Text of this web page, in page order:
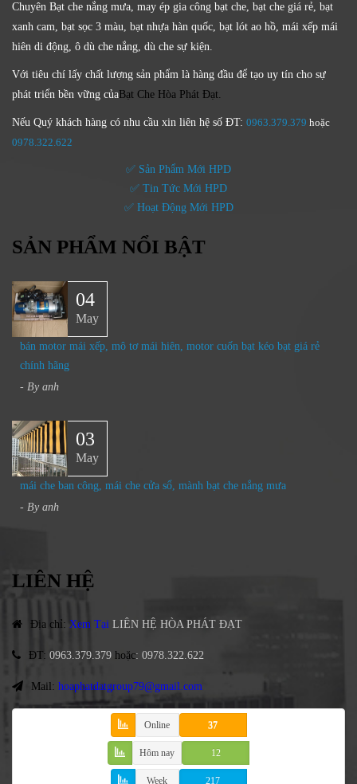
Chuyên Bạt che nắng mưa, may ép gia công bạt che, bạt che giá rẻ, bạt
xanh cam, bạt sọc 3 màu, bạt nhựa hàn quốc, bạt lót ao hồ, mái xếp mái
hiên di động, ô dù che nắng, dù che sự kiện.
Với tiêu chí lấy chất lượng sản phẩm là hàng đầu để tạo uy tín cho sự
phát triển bền vững của Bạt Che Hòa Phát Đạt.
Nếu Quý khách hàng có nhu cầu xin liên hệ số ĐT: 0963.379.379 hoặc
0978.322.622
✅ Sản Phẩm Mới HPD
✅ Tin Tức Mới HPD
✅ Hoạt Động Mới HPD
SẢN PHẨM NỔI BẬT
04
May
bán motor mái xếp, mô tơ mái hiên, motor cuốn bạt kéo bạt giá rẻ
chính hãng
- By anh
03
May
mái che ban công, mái che cửa sổ, mành bạt che nắng mưa
- By anh
LIÊN HỆ
Địa chỉ: Xem Tại LIÊN HỆ HÒA PHÁT ĐẠT
ĐT: 0963.379.379 hoặc: 0978.322.622
Mail: hoaphatdatgroup79@gmail.com
Online 37
Hôm nay 12
Week 217